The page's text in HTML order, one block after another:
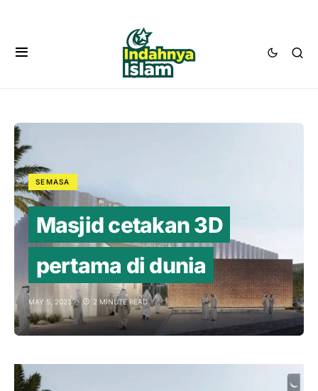
SEMASA
Masjid cetakan 3D
pertama di dunia
MAY 5, 2023 2 MINUTE READ